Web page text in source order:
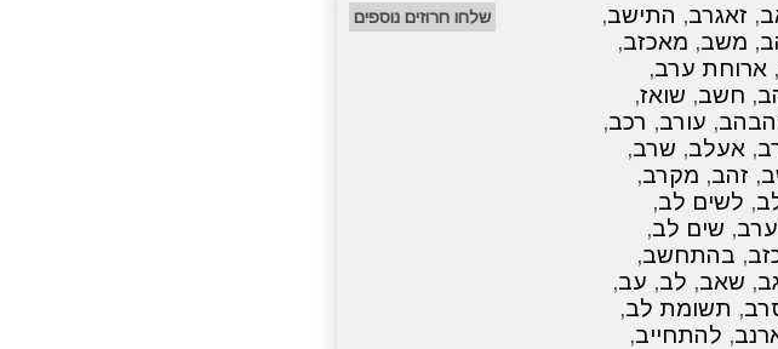
, זאגרב, התישב,
, משב, מאכזב,
, ארוחת ערב,
, חשב, שואז,
, עורב, רכב,
, אעלב, שרב,
, זהב, מקרב,
, לשים לב,
, שים לב,
, בהתחשב,
, שאב, לב, עב,
, תשומת לב,
, להתחייב,
שלחו חרוזים נוספים